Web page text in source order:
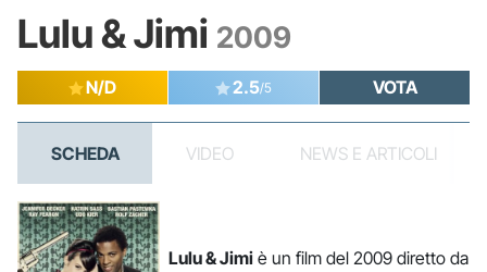
Lulu & Jimi 2009
N/D 2.5/5 VOTA
SCHEDA VIDEO NEWS E ARTICOLI
Lulu & Jimiè un film del 2009 diretto da